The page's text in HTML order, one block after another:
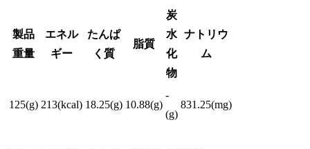
製品
重量
エネル
ギー
たんぱ
く質
脂質
炭
水
化
物
ナトリウ
ム
125(g) 213(kcal) 18.25(g) 10.88(g)
-
(g)
831.25(mg)